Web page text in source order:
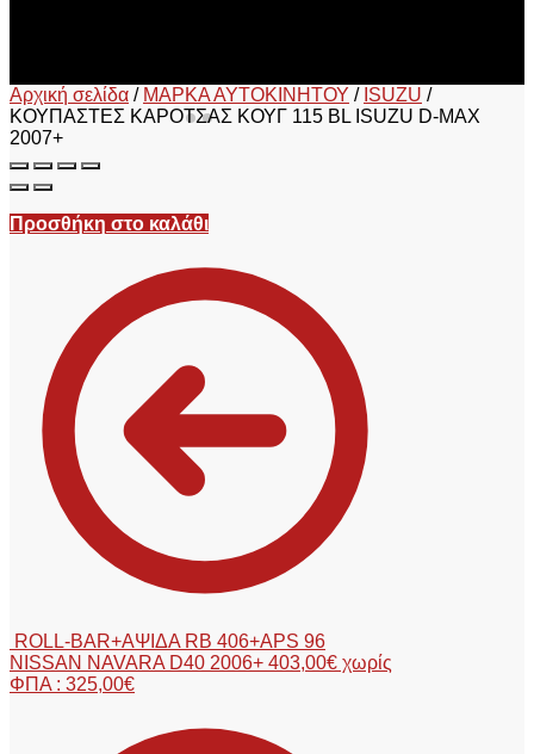
Αρχική σελίδα / ΜΑΡΚΑ ΑΥΤΟΚΙΝΗΤΟΥ / ISUZU /
ΚΟΥΠΑΣΤΕΣ ΚΑΡΟΤΣΑΣ ΚΟΥΓ 115 BL ISUZU D-MAX
2007+
Προσθήκη στο καλάθι
ROLL-BAR+ΑΨΙΔΑ RB 406+APS 96
NISSAN NAVARA D40 2006+ 403,00€ χωρίς
ΦΠΑ : 325,00€